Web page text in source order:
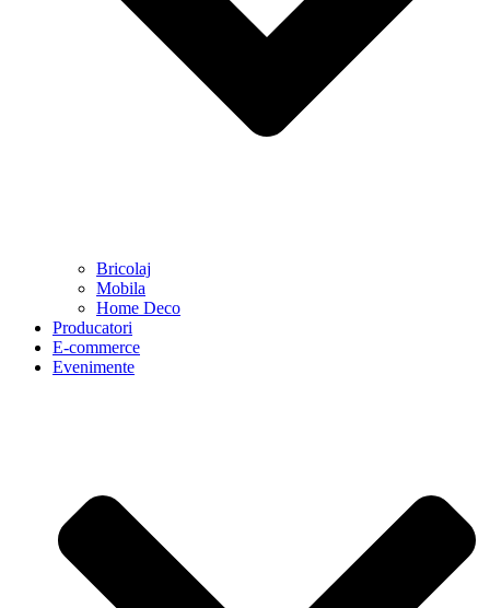
Bricolaj
Mobila
Home Deco
Producatori
E-commerce
Evenimente